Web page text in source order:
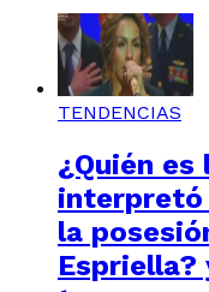
TENDENCIAS
¿Quién
interpretó
la
Espriella?